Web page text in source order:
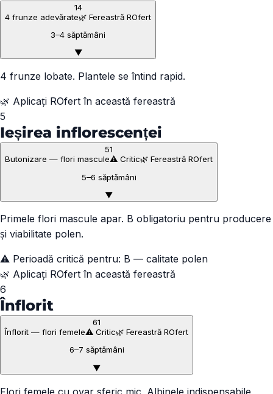
14
4 frunze adevărate🌿 Fereastră ROfert
3–4 săptămâni
▼
4 frunze lobate. Plantele se întind rapid.
🌿 Aplicați ROfert în această fereastră
5
Ieșirea inflorescenței
51
Butonizare — flori mascule⚠️ Critic🌿 Fereastră ROfert
5–6 săptămâni
▼
Primele flori mascule apar. B obligatoriu pentru producere
și viabilitate polen.
⚠️ Perioadă critică pentru: B — calitate polen
🌿 Aplicați ROfert în această fereastră
6
Înflorit
61
Înflorit — flori femele⚠️ Critic🌿 Fereastră ROfert
6–7 săptămâni
▼
Flori femele cu ovar sferic mic. Albinele indispensabile.